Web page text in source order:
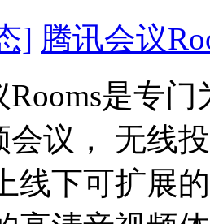
] 腾讯会议
Rooms是专
会议， 无线
线下可扩展